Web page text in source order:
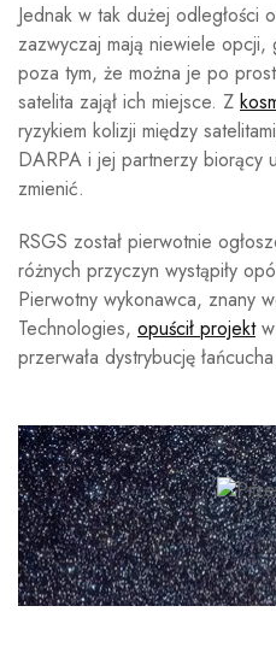
Jednak w tak dużej odległości
zazwyczaj mają niewiele opcji,
poza tym, że można je po
satelita zajął ich miejsce. Z
ryzykiem kolizji między
DARPA i jej partnerzy biorący
zmienić.
RSGS został pierwotnie
różnych przyczyn wystąpiły
Pierwotny wykonawca, znany
Technologies, opuścił projektw
przerwała dystrybucję